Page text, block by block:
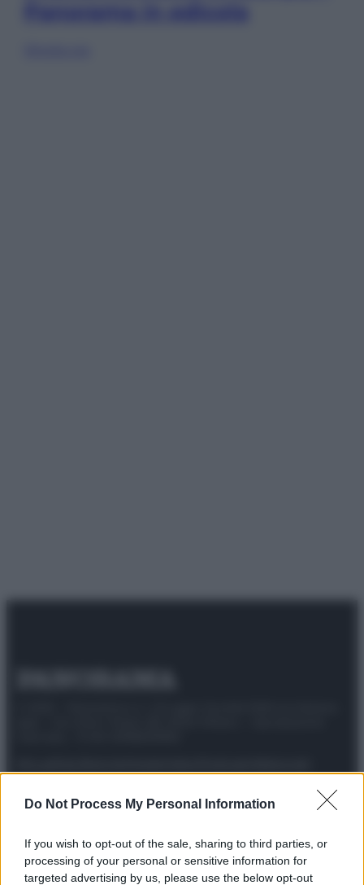
Do Not Process My Personal Information
If you wish to opt-out of the sale, sharing to third parties, or
processing of your personal or sensitive information for
targeted advertising by us, please use the below opt-out
Preferenze Privacy Privacy Policy Cookie Policy Note legali